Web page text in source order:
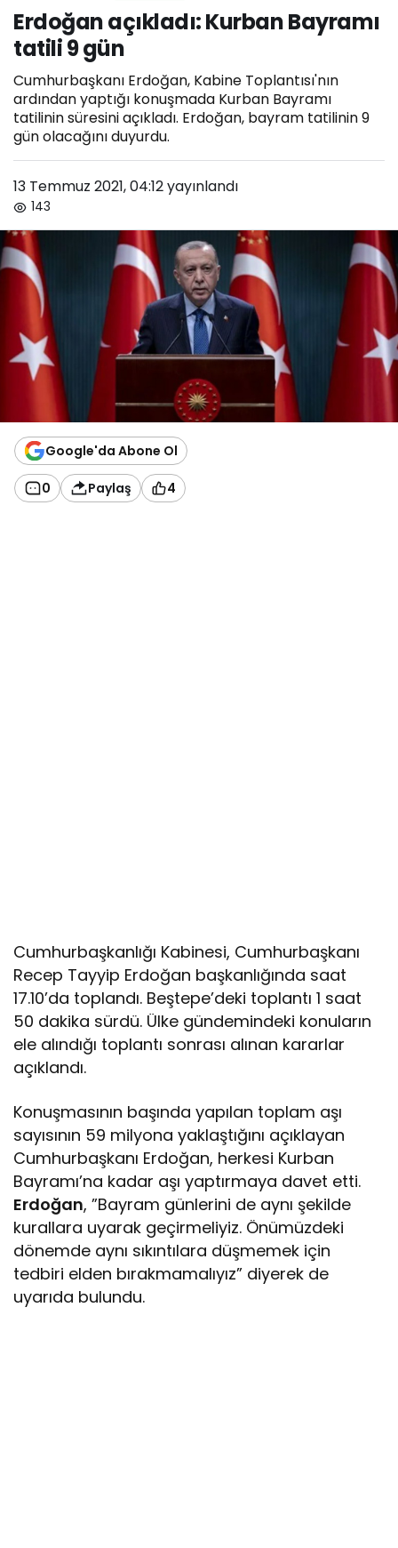
Erdoğan açıkladı: Kurban Bayramı
tatili 9 gün
Cumhurbaşkanı Erdoğan, Kabine Toplantısı'nın
ardından yaptığı konuşmada Kurban Bayramı
tatilinin süresini açıkladı. Erdoğan, bayram tatilinin 9
gün olacağını duyurdu.
13 Temmuz 2021, 04:12yayınlandı
143
Google'da Abone Ol
0 Paylaş 4
Cumhurbaşkanlığı Kabinesi, Cumhurbaşkanı
Recep Tayyip Erdoğan başkanlığında saat
17.10’da toplandı. Beştepe’deki toplantı 1 saat
50 dakika sürdü. Ülke gündemindeki konuların
ele alındığı toplantı sonrası alınan kararlar
açıklandı.
Konuşmasının başında yapılan toplam aşı
sayısının 59 milyona yaklaştığını açıklayan
Cumhurbaşkanı Erdoğan, herkesi Kurban
Bayramı’na kadar aşı yaptırmaya davet etti.
Erdoğan, ”Bayram günlerini de aynı şekilde
kurallara uyarak geçirmeliyiz. Önümüzdeki
dönemde aynı sıkıntılara düşmemek için
tedbiri elden bırakmamalıyız” diyerek de
uyarıda bulundu.